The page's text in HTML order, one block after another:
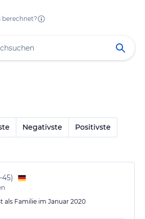
Negativste Positivste
45)
als Familie im Januar 2020